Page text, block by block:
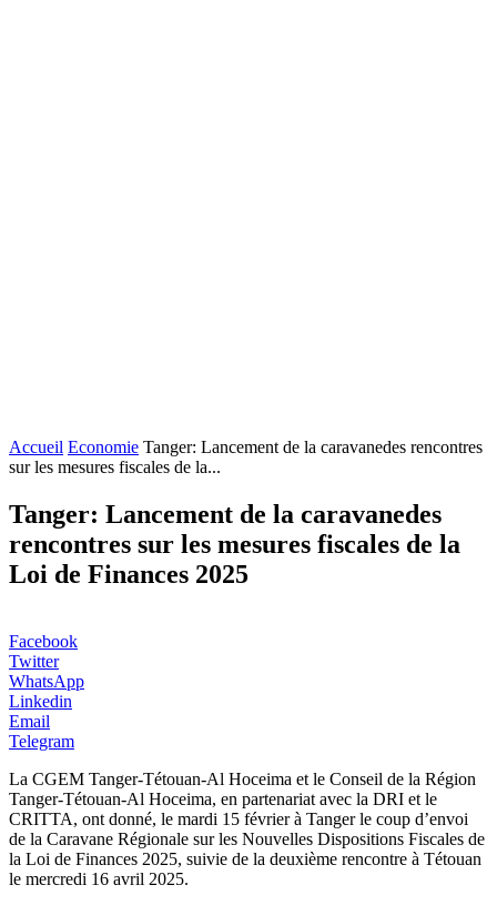
Accueil Economie Tanger: Lancement de la caravanedes rencontres
sur les mesures fiscales de la...
Tanger: Lancement de la caravanedes
rencontres sur les mesures fiscales de la
Loi de Finances 2025
Facebook
Twitter
WhatsApp
Linkedin
Email
Telegram
La CGEM Tanger-Tétouan-Al Hoceima et le Conseil de la Région
Tanger-Tétouan-Al Hoceima, en partenariat avec la DRI et le
CRITTA, ont donné, le mardi 15 février à Tanger le coup d’envoi
de la Caravane Régionale sur les Nouvelles Dispositions Fiscales de
la Loi de Finances 2025, suivie de la deuxième rencontre à Tétouan
le mercredi 16 avril 2025.